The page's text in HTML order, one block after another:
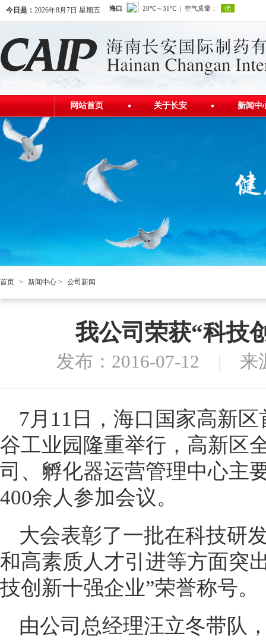
今日是： 2026年8月7日 星期五
网站首页 关于长安 新闻中
首页 > 新闻中心 > 公司新闻
我公司荣获“科技
发布：2016-07-12 来
7月11日，海口国家高新
谷工业园隆重举行，高新区
司、孵化器运营管理中心主
400余人参加会议。
大会表彰了一批在科技研
和高素质人才引进等方面突
技创新十强企业”荣誉称号。
由公司总经理汪立冬带队